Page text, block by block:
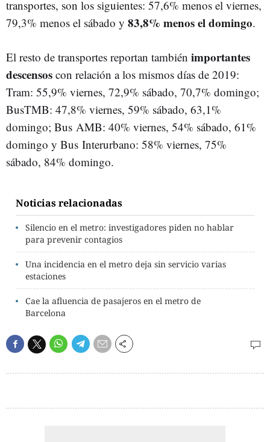
transportes, son los siguientes: 57,6% menos el viernes,
79,3% menos el sábado y 83,8% menos el domingo.
El resto de transportes reportan también importantes
descensos con relación a los mismos días de 2019:
Tram: 55,9% viernes, 72,9% sábado, 70,7% domingo;
BusTMB: 47,8% viernes, 59% sábado, 63,1%
domingo; Bus AMB: 40% viernes, 54% sábado, 61%
domingo y Bus Interurbano: 58% viernes, 75%
sábado, 84% domingo.
Noticias relacionadas
Silencio en el metro: investigadores piden no hablar
para prevenir contagios
Una incidencia en el metro deja sin servicio varias
estaciones
Cae la afluencia de pasajeros en el metro de
Barcelona